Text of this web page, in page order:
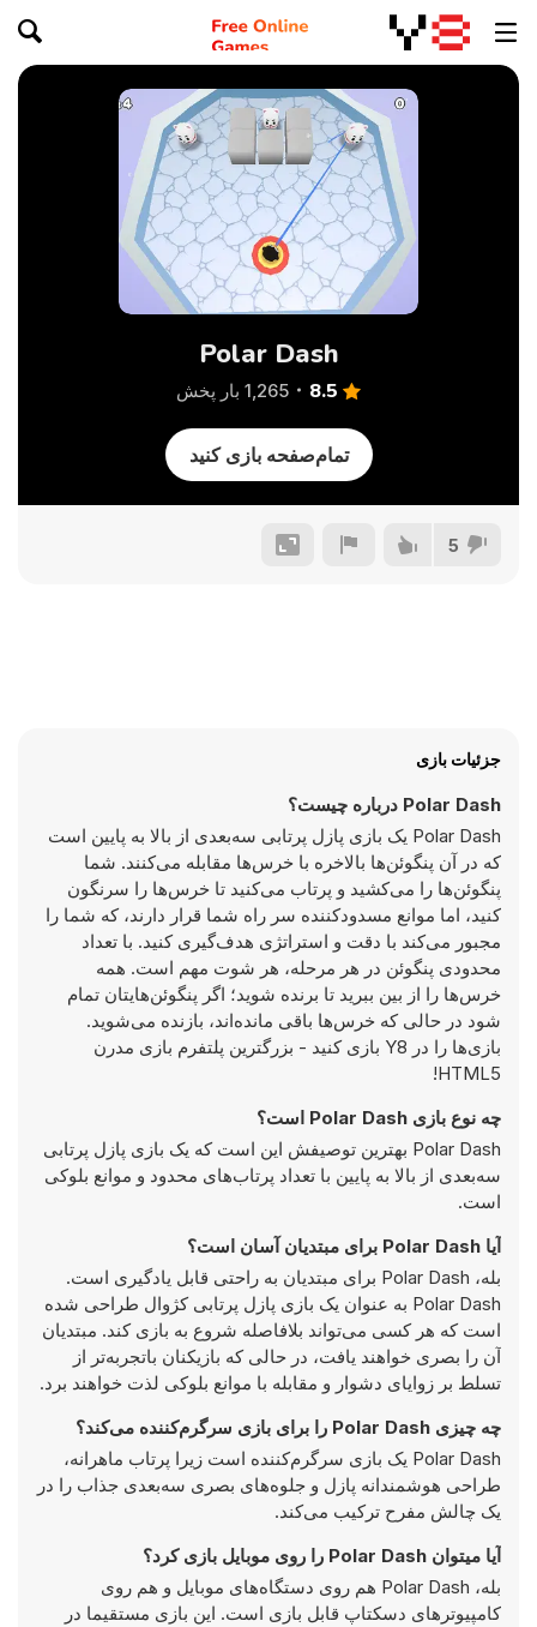
Polar Dash
8.5 1,265 بار پخش
تمام‌صفحه بازی کنید
5
جزئیات بازی
Polar Dash درباره چیست؟
Polar Dash یک بازی پازل پرتابی سه‌بعدی از بالا به پایین است
که در آن پنگوئن‌ها بالاخره با خرس‌ها مقابله می‌کنند. شما
پنگوئن‌ها را می‌کشید و پرتاب می‌کنید تا خرس‌ها را سرنگون
کنید، اما موانع مسدودکننده سر راه شما قرار دارند، که شما را
مجبور می‌کند با دقت و استراتژی هدف‌گیری کنید. با تعداد
محدودی پنگوئن در هر مرحله، هر شوت مهم است. همه
خرس‌ها را از بین ببرید تا برنده شوید؛ اگر پنگوئن‌هایتان تمام
شود در حالی که خرس‌ها باقی مانده‌اند، بازنده می‌شوید.
بازی‌ها را در Y8 بازی کنید - بزرگترین پلتفرم بازی مدرن
HTML5!
چه نوع بازی Polar Dash است؟
Polar Dash بهترین توصیفش این است که یک بازی پازل پرتابی
سه‌بعدی از بالا به پایین با تعداد پرتاب‌های محدود و موانع بلوکی
است.
آیا Polar Dash برای مبتدیان آسان است؟
بله، Polar Dash برای مبتدیان به راحتی قابل یادگیری است.
Polar Dash به عنوان یک بازی پازل پرتابی کژوال طراحی شده
است که هر کسی می‌تواند بلافاصله شروع به بازی کند. مبتدیان
آن را بصری خواهند یافت، در حالی که بازیکنان باتجربه‌تر از
تسلط بر زوایای دشوار و مقابله با موانع بلوکی لذت خواهند برد.
چه چیزی Polar Dash را برای بازی سرگرم‌کننده می‌کند؟
Polar Dash یک بازی سرگرم‌کننده است زیرا پرتاب ماهرانه،
طراحی هوشمندانه پازل و جلوه‌های بصری سه‌بعدی جذاب را در
یک چالش مفرح ترکیب می‌کند.
آیا میتوان Polar Dash را روی موبایل بازی کرد؟
بله، Polar Dash هم روی دستگاه‌های موبایل و هم روی
کامپیوترهای دسکتاپ قابل بازی است. این بازی مستقیما در